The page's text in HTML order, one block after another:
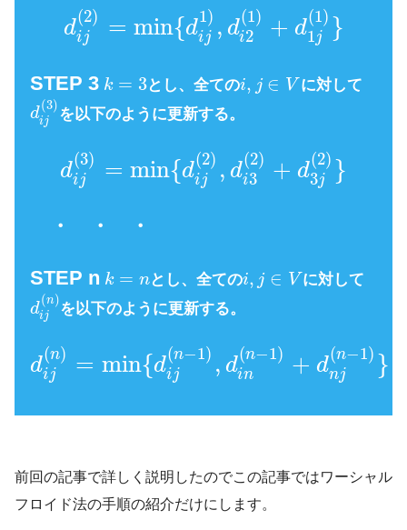
経営、経済の課
題を理系的な観点から解決する学問です。
d
(2)
ij = min{d
1)
ij , d
(1)
i2 + d
(1)
1j }
STEP 3 k = 3とし、全てのi, j ∈ V に対して
d
(3)
ij を以下のように更新する。
d
(3)
ij = min{d
(2)
ij , d
(2)
i3 + d
(2)
3j }
・ ・ ・
STEP n k = nとし、全てのi, j ∈ V に対して
d
(n)
ij を以下のように更新する。
d
(n)
ij = min{d
(n−1)
ij , d
(n−1)
in + d
(n−1)
nj }
前回の記事で詳しく説明したのでこの記事ではワーシャル
フロイド法の手順の紹介だけにします。